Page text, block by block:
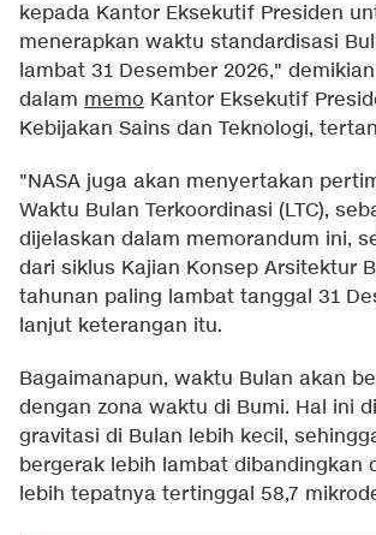
kepada Kantor Eksekutif Presiden
menerapkan waktu standardisasi
lambat 31 Desember 2026,"
dalam memo Kantor Eksekutif
Kebijakan Sains dan Teknologi,
"NASA juga akan menyertakan
Waktu Bulan Terkoordinasi (LTC),
dijelaskan dalam memorandum ini,
dari siklus Kajian Konsep Arsitektur
tahunan paling lambat tanggal 31
lanjut keterangan itu.
Bagaimanapun, waktu Bulan akan
dengan zona waktu di Bumi. Hal ini
gravitasi di Bulan lebih kecil,
bergerak lebih lambat dibandingkan
lebih tepatnya tertinggal 58,7